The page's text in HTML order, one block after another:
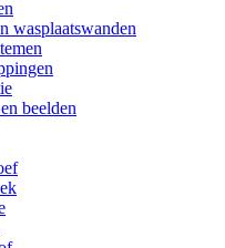
wasplaatswanden
beelden